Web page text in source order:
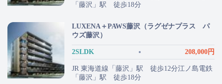
「藤沢」駅 徒歩18分
LUXENA＋PAWS藤沢（ラグゼナプラス パ
ウズ藤沢）
2SLDK 208,000円
JR 東海道線「藤沢」駅 徒歩12分江ノ島電鉄
「藤沢」駅 徒歩18分